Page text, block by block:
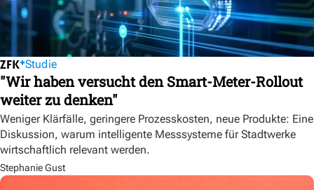
Studie
"Wir haben versucht den Smart-Meter-Rollout
weiter zu denken"
Weniger Klärfälle, geringere Prozesskosten, neue Produkte: Eine
Diskussion, warum intelligente Messsysteme für Stadtwerke
wirtschaftlich relevant werden.
Stephanie Gust